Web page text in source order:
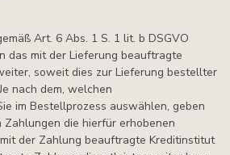
Art. 6 Abs. 1 S. 1 lit. b DSGVO
das mit der Lieferung beauftragte
soweit dies zur Lieferung bestellter
nach dem, welchen
im Bestellprozess auswählen, geben
die hierfür erhobenen
der Zahlung beauftragte Kreditinstitut